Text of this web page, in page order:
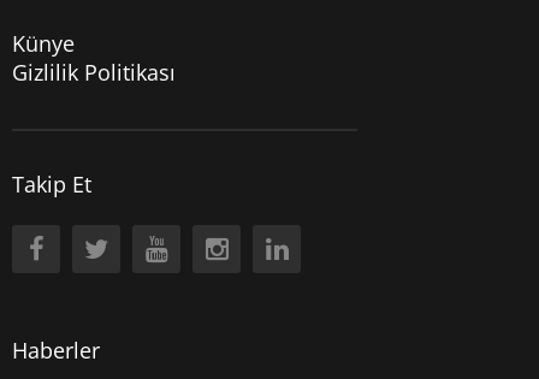
Künye
Gizlilik Politikası
Takip Et
Haberler